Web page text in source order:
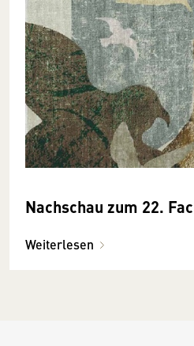
Nachschau zum 22.
Weiterlesen